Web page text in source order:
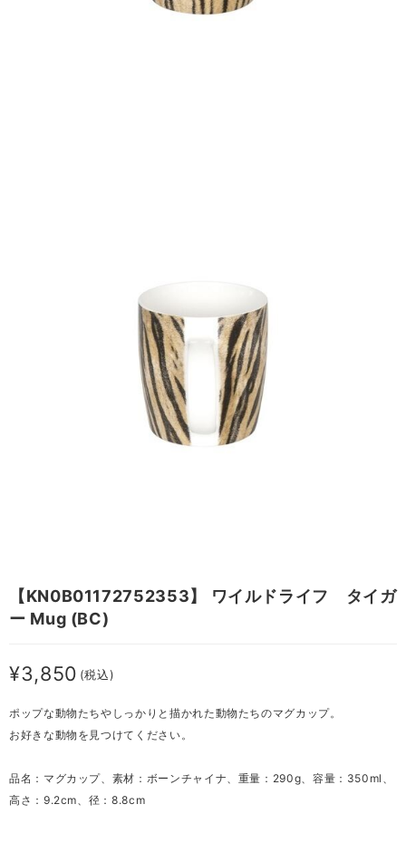
【KN0B01172752353】 ワイルドライフ タイガ
ー Mug (BC)
¥3,850 (税込)
ポップな動物たちやしっかりと描かれた動物たちのマグカップ。
お好きな動物を見つけてください。
品名：マグカップ、素材：ボーンチャイナ、重量：290g、容量：350ml、
高さ：9.2cm、径：8.8cm